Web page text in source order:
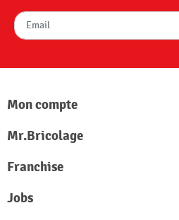
Mon compte
Mr.Bricolage
Franchise
Jobs